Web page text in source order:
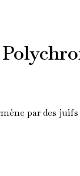
par des